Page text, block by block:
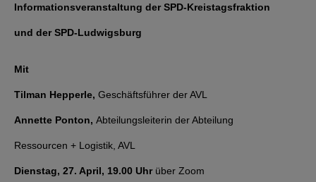
Informationsveranstaltung der SPD-Kreistagsfraktion
und der SPD-Ludwigsburg
Mit
Tilman Hepperle, Geschäftsführer der AVL
Annette Ponton, Abteilungsleiterin der Abteilung
Ressourcen + Logistik, AVL
Dienstag, 27. April, 19.00 Uhr über Zoom